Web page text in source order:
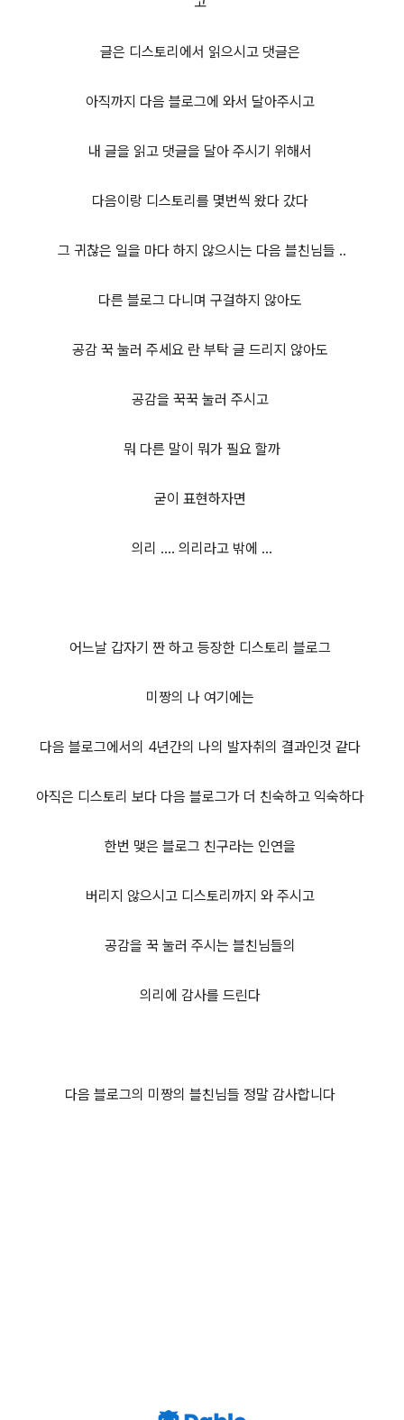
글은 디스토리에서 읽으시고 댓글은
아직까지 다음 블로그에 와서 달아주시고
내 글을 읽고 댓글을 달아 주시기 위해서
다음이랑 디스토리를 몇번씩 왔다 갔다
그 귀찮은 일을 마다 하지 않으시는 다음 블친님들 ..
다른 블로그 다니며 구걸하지 않아도
공감 꾹 눌러 주세요 란 부탁 글 드리지 않아도
공감을 꾹꾹 눌러 주시고
뭐 다른 말이 뭐가 필요 할까
굳이 표현하자면
의리 .... 의리라고 밖에 ...
어느날 갑자기 짠 하고 등장한 디스토리 블로그
미짱의 나 여기에는
다음 블로그에서의 4년간의 나의 발자취의 결과인것 같다
아직은 디스토리 보다 다음 블로그가 더 친숙하고 익숙하다
한번 맺은 블로그 친구라는 인연을
버리지 않으시고 디스토리까지 와 주시고
공감을 꾹 눌러 주시는 블친님들의
의리에 감사를 드린다
다음 블로그의 미짱의 블친님들 정말 감사합니다